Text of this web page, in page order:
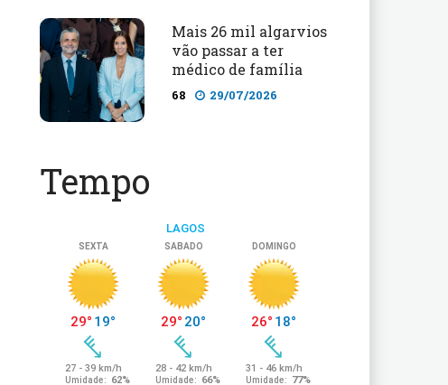
Mais 26 mil algarvios
vão passar a ter
médico de família
68 29/07/2026
Tempo